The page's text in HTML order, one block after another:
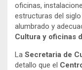
oficinas,
estructuras del
alumbrado y
Cultura y oficinas
La Secretaria de
detallo que el